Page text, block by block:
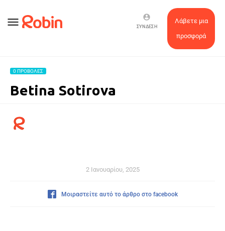
menu
Λάβετε μια
προσφορά
account_circle
ΣΎΝΔΕΣΗ
0 ΠΡΟΒΟΛΈΣ
Betina Sotirova
2 Ιανουαρίου, 2025
Μοιραστείτε αυτό το άρθρο στο facebook